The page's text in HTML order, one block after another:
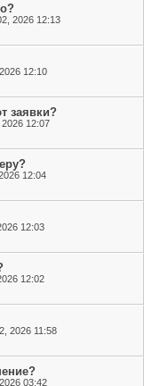
2026 12:13
12:10
заявки?
12:07
12:04
12:03
12:02
2026 11:58
03:42